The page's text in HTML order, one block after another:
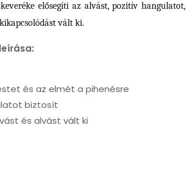
elősegíti az alvást, pozitív hangulatot,
vált ki.
és az elmét a pihenésre
biztosít
és alvást vált ki